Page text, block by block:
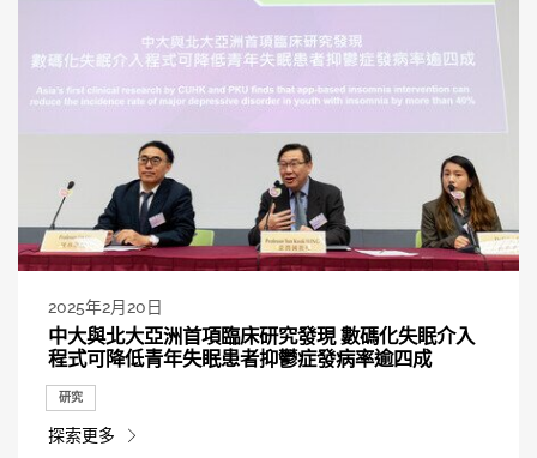
2025年2月20日
中大與北大亞洲首項臨床研究發現 數碼化失眠介入
程式可降低青年失眠患者抑鬱症發病率逾四成
研究
探索更多